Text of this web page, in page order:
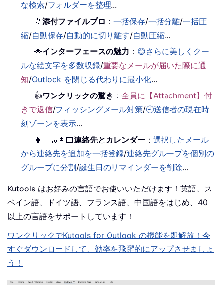
な検索/フォルダーを整理...
📁添付ファイルプロ ：一括保存/一括分離/一括圧
縮/自動保存/自動的に切り離す/自動圧縮...
🌟インターフェースの魅力 ： 😊さらに美しくクー
ルな絵文字を多数収録/重要なメールが届いた際に通
知/Outlook を閉じる代わりに最小化...
👍ワンクリックの驚き ：全員に【Attachment】付
きで返信/フィッシングメール対策/🕘送信者の現在時
刻ゾーンを表示...
👩🏼‍🤝‍👩🏻連絡先とカレンダー ：選択したメール
から連絡先を追加を一括登録/連絡先グループを個別の
グループに分割/誕生日のリマインダーを削除...
Kutools はお好みの言語でお使いいただけます！英語、ス
ペイン語、ドイツ語、フランス語、中国語をはじめ、40
以上の言語をサポートしています！
ワンクリックでKutools for Outlook の機能を即解放！今
すぐダウンロードして、効率を飛躍的にアップさせましょ
う！